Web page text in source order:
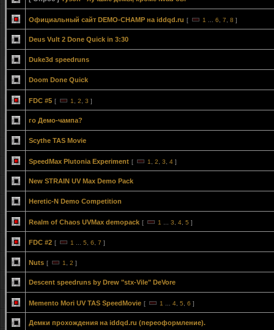
Официальный сайт DEMO-CHAMP на iddqd.ru [ 1 6 7 8 ]
Deus Vult 2 Done Quick in 3:30
Duke3d speedruns
Doom Done Quick
FDC #5 [ 1 2 3 ]
го Демо-чампа?
Scythe TAS Movie
SpeedMax Plutonia Experiment [ 1 2 3 4 ]
New STRAIN UV Max Demo Pack
Heretic-N Demo Competition
Realm of Chaos UVMax demopack [ 1 3 4 5 ]
FDC #2 [ 1 5 6 7 ]
Nuts [ 1 2 ]
Descent speedruns by Drew "stx-Vile" DeVore
Memento Mori UV TAS SpeedMovie [ 1 4 5 6 ]
Демки прохождения на iddqd.ru (переоформление).